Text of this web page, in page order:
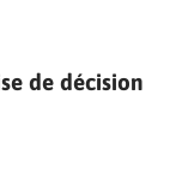
de décision